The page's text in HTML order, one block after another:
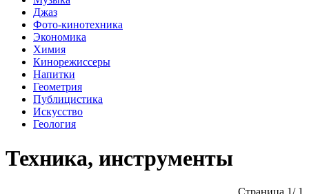
Джаз
Фото-кинотехника
Экономика
Химия
Кинорежиссеры
Напитки
Геометрия
Публицистика
Искусство
Геология
Техника, инструменты